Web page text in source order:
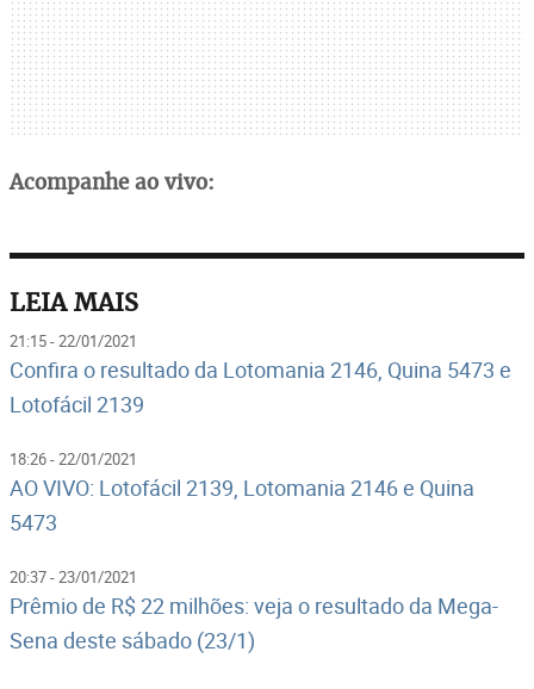
Acompanhe ao vivo:
LEIA MAIS
21:15 - 22/01/2021
Confira o resultado da Lotomania 2146, Quina 5473 e
Lotofácil 2139
18:26 - 22/01/2021
AO VIVO: Lotofácil 2139, Lotomania 2146 e Quina
5473
20:37 - 23/01/2021
Prêmio de R$ 22 milhões: veja o resultado da Mega-
Sena deste sábado (23/1)